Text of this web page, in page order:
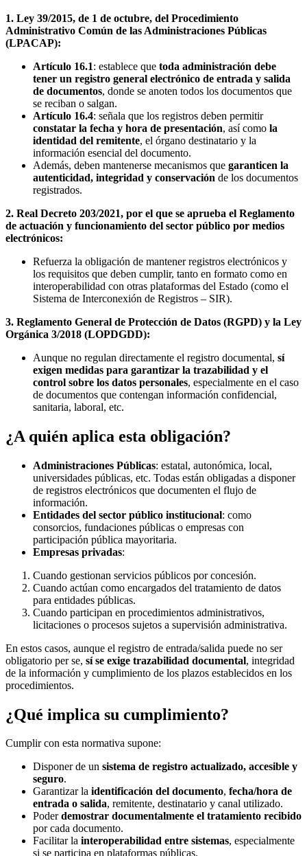
1. Ley 39/2015, de 1 de octubre, del Procedimiento
Administrativo Común de las Administraciones Públicas
(LPACAP):
Artículo 16.1: establece que toda administración debe
tener un registro general electrónico de entrada y salida
de documentos, donde se anoten todos los documentos que
se reciban o salgan.
Artículo 16.4: señala que los registros deben permitir
constatar la fecha y hora de presentación, así como la
identidad del remitente, el órgano destinatario y la
información esencial del documento.
Además, deben mantenerse mecanismos que garanticen la
autenticidad, integridad y conservación de los documentos
registrados.
2. Real Decreto 203/2021, por el que se aprueba el Reglamento
de actuación y funcionamiento del sector público por medios
electrónicos:
Refuerza la obligación de mantener registros electrónicos y
los requisitos que deben cumplir, tanto en formato como en
interoperabilidad con otras plataformas del Estado (como el
Sistema de Interconexión de Registros – SIR).
3. Reglamento General de Protección de Datos (RGPD) y la Ley
Orgánica 3/2018 (LOPDGDD):
Aunque no regulan directamente el registro documental, sí
exigen medidas para garantizar la trazabilidad y el
control sobre los datos personales, especialmente en el caso
de documentos que contengan información confidencial,
sanitaria, laboral, etc.
¿A quién aplica esta obligación?
Administraciones Públicas: estatal, autonómica, local,
universidades públicas, etc. Todas están obligadas a disponer
de registros electrónicos que documenten el flujo de
información.
Entidades del sector público institucional: como
consorcios, fundaciones públicas o empresas con
participación pública mayoritaria.
Empresas privadas:
Cuando gestionan servicios públicos por concesión.
Cuando actúan como encargados del tratamiento de datos
para entidades públicas.
Cuando participan en procedimientos administrativos,
licitaciones o procesos sujetos a supervisión administrativa.
En estos casos, aunque el registro de entrada/salida puede no ser
obligatorio per se, sí se exige trazabilidad documental, integridad
de la información y cumplimiento de los plazos establecidos en los
procedimientos.
¿Qué implica su cumplimiento?
Cumplir con esta normativa supone:
Disponer de un sistema de registro actualizado, accesible y
seguro.
Garantizar la identificación del documento, fecha/hora de
entrada o salida, remitente, destinatario y canal utilizado.
Poderdemostrar documentalmente el tratamiento recibido
por cada documento.
Facilitar la interoperabilidad entre sistemas, especialmente
si se participa en plataformas públicas.